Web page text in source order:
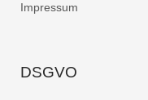
Impressum
DSGVO